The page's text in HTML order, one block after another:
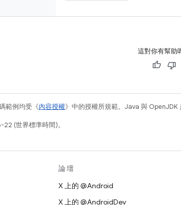
這對你有幫助
範例均受《內容授權》中的授權所規範。Java 與 OpenJDK
(世界標準時間)。
論壇
X 上的 @Android
X 上的 @AndroidDev